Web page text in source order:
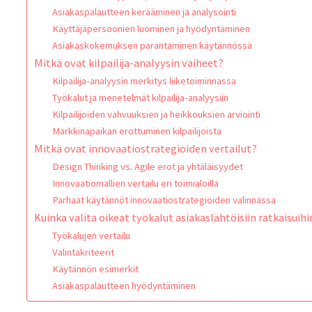
Asiakaspalautteen kerääminen ja analysointi
Käyttäjäpersoonien luominen ja hyödyntäminen
Asiakaskokemuksen parantaminen käytännössä
Mitkä ovat kilpailija-analyysin vaiheet?
Kilpailija-analyysin merkitys liiketoiminnassa
Työkalut ja menetelmät kilpailija-analyysiin
Kilpailijoiden vahvuuksien ja heikkouksien arviointi
Markkinapaikan erottuminen kilpailijoista
Mitkä ovat innovaatiostrategioiden vertailut?
Design Thinking vs. Agile erot ja yhtäläisyydet
Innovaatiomallien vertailu eri toimialoilla
Parhaat käytännöt innovaatiostrategioiden valinnassa
Kuinka valita oikeat työkalut asiakaslähtöisiin
Työkalujen vertailu
Valintakriteerit
Käytännön esimerkit
Asiakaspalautteen hyödyntäminen